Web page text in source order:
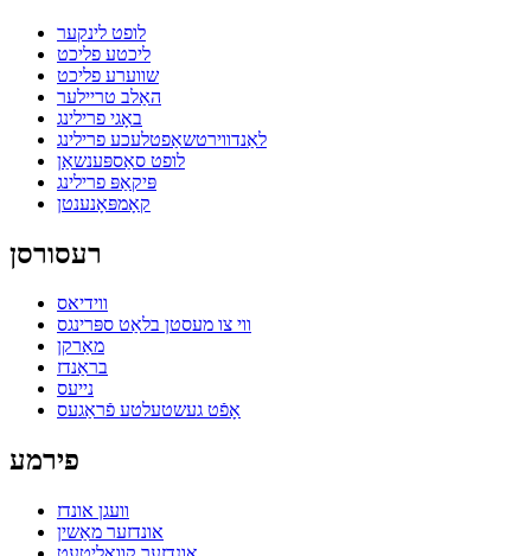
לופט לינקער
ליכטע פליכט
שווערע פליכט
האַלב טריילער
באָגי פרילינג
לאַנדווירטשאַפטלעכע פרילינג
לופט סאַספּענשאַן
פּיקאַפּ פרילינג
קאָמפּאָנענטן
רעסורסן
ווידיאס
ווי צו מעסטן בלאַט ספּרינגס
מאַרקן
בראַנדז
נייעס
אָפֿט געשטעלטע פֿראַגעס
פירמע
וועגן אונדז
אונדזער מאַשין